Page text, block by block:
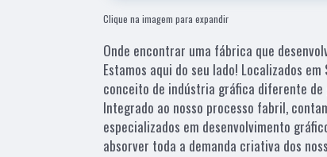
Clique na imagem para expandir
Onde encontrar uma fábrica que
Estamos aqui do seu lado! Localizados
conceito de indústria gráfica diferente
Integrado ao nosso processo fabril,
especializados em desenvolvimento
absorver toda a demanda criativa dos